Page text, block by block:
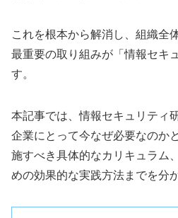
これを根本から解消し、組織全
最重要の取り組みが「情報セキ
す。
本記事では、情報セキュリティ
企業にとって今なぜ必要なのか
施すべき具体的なカリキュラム
めの効果的な実践方法までを分